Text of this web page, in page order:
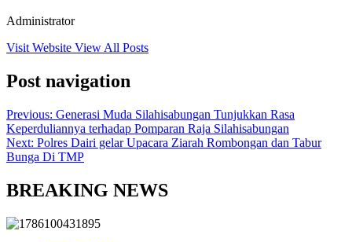
Administrator
Visit Website View All Posts
Post navigation
Previous: Generasi Muda Silahisabungan Tunjukkan Rasa
Keperduliannya terhadap Pomparan Raja Silahisabungan
Next: Polres Dairi gelar Upacara Ziarah Rombongan dan Tabur
Bunga Di TMP
BREAKING NEWS